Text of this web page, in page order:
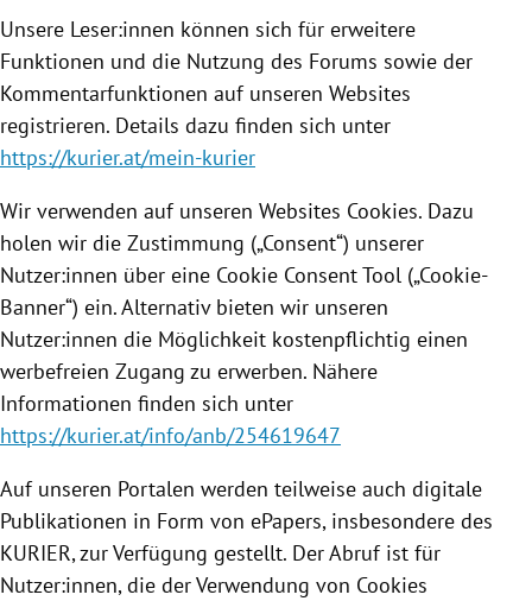
Unsere Leser:innen können sich für erweitere
Funktionen und die Nutzung des Forums sowie der
Kommentarfunktionen auf unseren Websites
registrieren. Details dazu finden sich unter
https://kurier.at/mein-kurier
Wir verwenden auf unseren Websites Cookies. Dazu
holen wir die Zustimmung („Consent“) unserer
Nutzer:innen über eine Cookie Consent Tool („Cookie-
Banner“) ein. Alternativ bieten wir unseren
Nutzer:innen die Möglichkeit kostenpflichtig einen
werbefreien Zugang zu erwerben. Nähere
Informationen finden sich unter
https://kurier.at/info/anb/254619647
Auf unseren Portalen werden teilweise auch digitale
Publikationen in Form von ePapers, insbesondere des
KURIER, zur Verfügung gestellt. Der Abruf ist für
Nutzer:innen, die der Verwendung von Cookies